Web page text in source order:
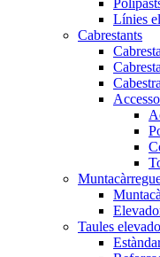
Línies
Cabrestants
Taules